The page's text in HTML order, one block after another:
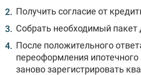
Получить согласие от
Собрать необходимый пакет
После положительного
переоформления
заново зарегистрировать